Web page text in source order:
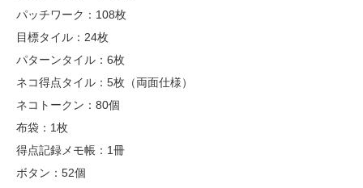
パッチワーク：108枚
目標タイル：24枚
パターンタイル：6枚
ネコ得点タイル：5枚（両面仕様）
ネコトークン：80個
布袋：1枚
得点記録メモ帳：1冊
ボタン：52個